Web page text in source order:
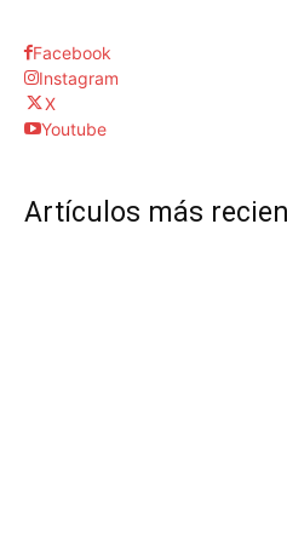
Facebook
Instagram
X
Youtube
Artículos más